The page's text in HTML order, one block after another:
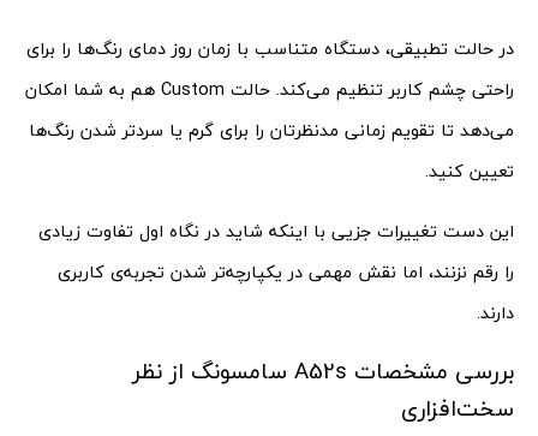
در حالت تطبیقی، دستگاه متناسب با زمان روز دمای رنگ‌ها را برای
راحتی چشم کاربر تنظیم می‌کند. حالت Custom هم به شما امکان
می‌دهد تا تقویم زمانی مدنظرتان را برای گرم یا سردتر شدن رنگ‌ها
تعیین کنید.
این دست تغییرات جزیی با اینکه شاید در نگاه اول تفاوت زیادی
را رقم نزنند، اما نقش مهمی در یکپارچه‌تر شدن تجربه‌ی کاربری
دارند.
بررسی مشخصات A52s سامسونگ از نظر
سخت‌افزاری